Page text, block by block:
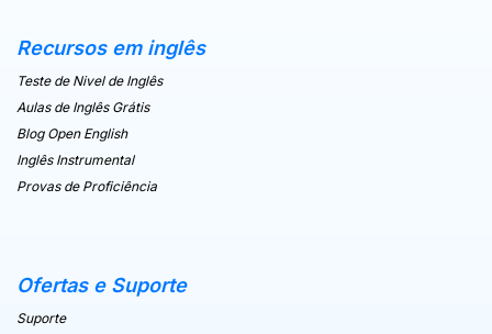
Recursos em inglês
Teste de Nivel de Inglês
Aulas de Inglês Grátis
Blog Open English
Inglês Instrumental
Provas de Proficiência
Ofertas e Suporte
Suporte